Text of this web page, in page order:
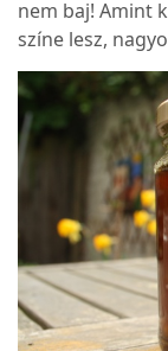
nem baj! Amint
színe lesz,